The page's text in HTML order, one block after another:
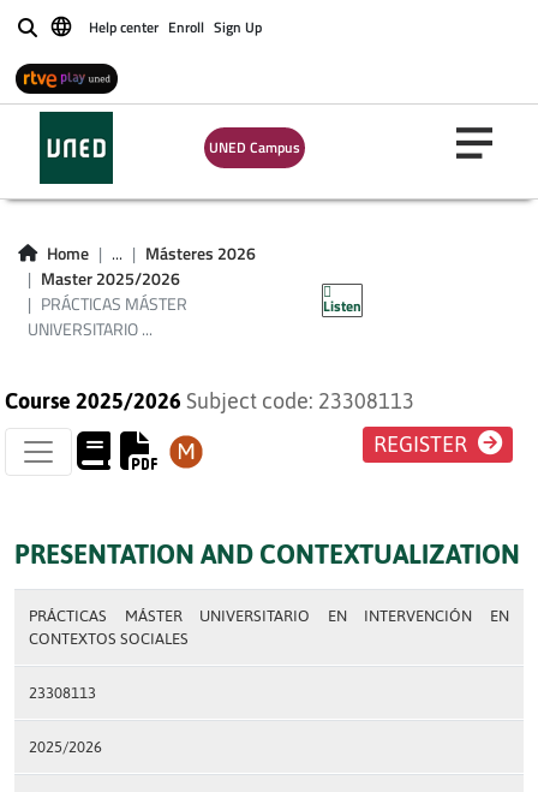
BuscarHelp center Enroll Sign Up
UNED Campus
Home ...
Másteres 2026
Master 2025/2026
PRÁCTICAS MÁSTER
UNIVERSITARIO ...
Listen
PRÁCTICAS MÁSTER
UNIVERSITARIO EN
INTERVENCIÓN EN
CONTEXTOS
SOCIALES
Course 2025/2026 Subject code: 23308113
REGISTER
PRESENTATION AND CONTEXTUALIZATION
PRÁCTICAS MÁSTER UNIVERSITARIO EN INTERVENCIÓN EN
CONTEXTOS SOCIALES
23308113
2025/2026